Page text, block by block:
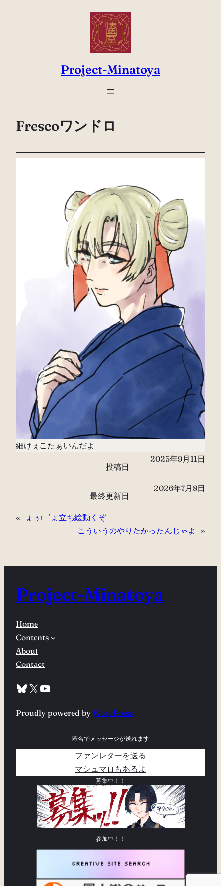
Project-Minatoya
Frescoワンドロ
細けぇこたぁいんだよ
投稿日
2025年9月11日
最終更新日
2026年7月8日
«
ょぅι゛ょ立ち絵動くぞ
こういうのやりたかったんじゃよ
»
Project-Minatoya
Home
Contents
About
Contact
Bluesky X YouTube
Proudly powered by WordPress
匿名でメッセージが送れます
ファンレターを送る
マシュマロもあるよ
募集中！！
参加中！！